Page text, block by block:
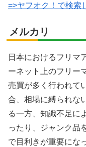
=>ヤフオク！で検索
メルカリ
日本におけるフリマ
ーネット上のフリー
売買が多く行われて
合、相場に縛られな
る一方、知識不足に
ったり、ジャンク品
で目利きが重要にな